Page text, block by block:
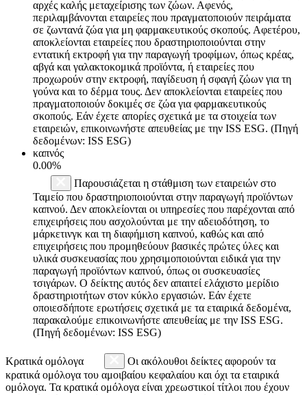
αρχές καλής μεταχείρισης των ζώων. Αφενός,
περιλαμβάνονται εταιρείες που πραγματοποιούν πειράματα
σε ζωντανά ζώα για μη φαρμακευτικούς σκοπούς. Αφετέρου,
αποκλείονται εταιρείες που δραστηριοποιούνται στην
εντατική εκτροφή για την παραγωγή τροφίμων, όπως κρέας,
αβγά και γαλακτοκομικά προϊόντα, ή εταιρείες που
προχωρούν στην εκτροφή, παγίδευση ή σφαγή ζώων για τη
γούνα και το δέρμα τους. Δεν αποκλείονται εταιρείες που
πραγματοποιούν δοκιμές σε ζώα για φαρμακευτικούς
σκοπούς. Εάν έχετε απορίες σχετικά με τα στοιχεία των
εταιρειών, επικοινωνήστε απευθείας με την ISS ESG. (Πηγή
δεδομένων: ISS ESG)
καπνός
0.00%
Παρουσιάζεται η στάθμιση των εταιρειών στο
Ταμείο που δραστηριοποιούνται στην παραγωγή προϊόντων
καπνού. Δεν αποκλείονται οι υπηρεσίες που παρέχονται από
επιχειρήσεις που ασχολούνται με την αδειοδότηση, το
μάρκετινγκ και τη διαφήμιση καπνού, καθώς και από
επιχειρήσεις που προμηθεύουν βασικές πρώτες ύλες και
υλικά συσκευασίας που χρησιμοποιούνται ειδικά για την
παραγωγή προϊόντων καπνού, όπως οι συσκευασίες
τσιγάρων. Ο δείκτης αυτός δεν απαιτεί ελάχιστο μερίδιο
δραστηριοτήτων στον κύκλο εργασιών. Εάν έχετε
οποιεσδήποτε ερωτήσεις σχετικά με τα εταιρικά δεδομένα,
παρακαλούμε επικοινωνήστε απευθείας με την ISS ESG.
(Πηγή δεδομένων: ISS ESG)
Κρατικά ομόλογα
Οι ακόλουθοι δείκτες αφορούν τα
κρατικά ομόλογα του αμοιβαίου κεφαλαίου και όχι τα εταιρικά
ομόλογα. Τα κρατικά ομόλογα είναι χρεωστικοί τίτλοι που έχουν